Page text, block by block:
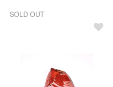
SOLD OUT